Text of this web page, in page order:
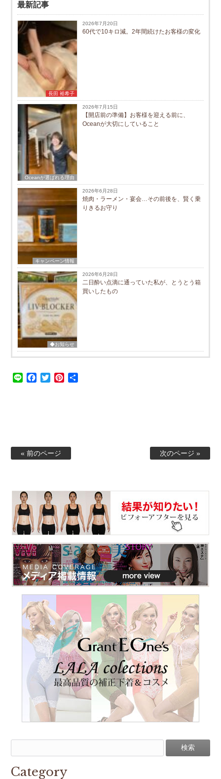
最新記事
長田 裕希子
2026年7月20日
60代で10キロ減。2年間続けたお客様の変化
Oceanが選ばれる理由
2026年7月15日
【開店前の準備】お客様を迎える前に、
Oceanが大切にしていること
キャンペーン情報
2026年6月28日
焼肉・ラーメン・宴会…その前後を、賢く乗
りきるお守り
◆お知らせ
2026年6月28日
二日酔い点滴に通っていた私が、とうとう箱
買いしたもの
Line Facebook
TwitterPinterest
« 前のページ 次のページ »
Category